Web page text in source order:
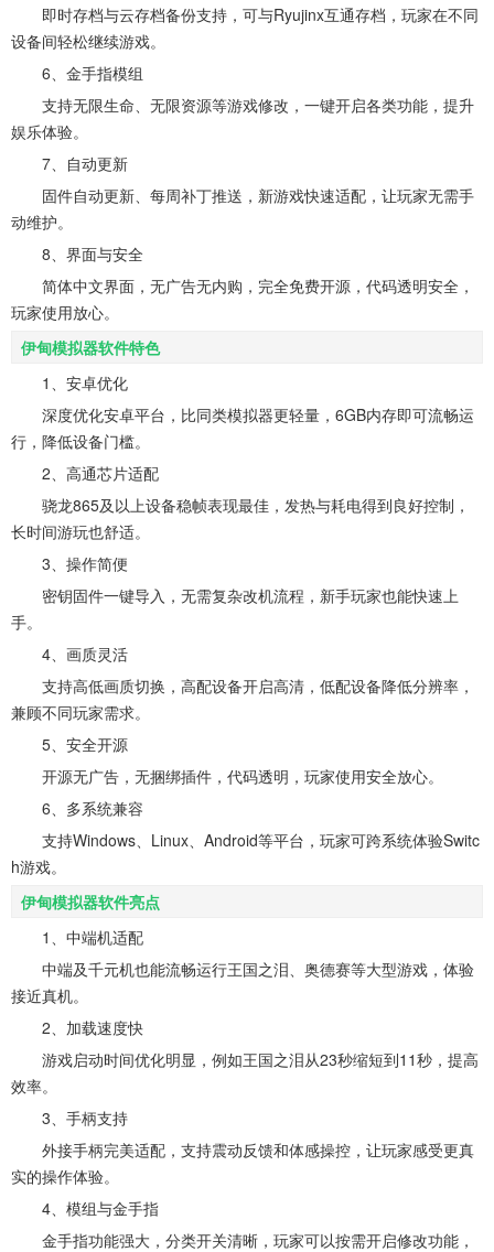
即时存档与云存档备份支持，可与Ryujinx互通存档，玩家在不同
设备间轻松继续游戏。
6、金手指模组
支持无限生命、无限资源等游戏修改，一键开启各类功能，提升
娱乐体验。
7、自动更新
固件自动更新、每周补丁推送，新游戏快速适配，让玩家无需手
动维护。
8、界面与安全
简体中文界面，无广告无内购，完全免费开源，代码透明安全，
玩家使用放心。
伊甸模拟器软件特色
1、安卓优化
深度优化安卓平台，比同类模拟器更轻量，6GB内存即可流畅运
行，降低设备门槛。
2、高通芯片适配
骁龙865及以上设备稳帧表现最佳，发热与耗电得到良好控制，
长时间游玩也舒适。
3、操作简便
密钥固件一键导入，无需复杂改机流程，新手玩家也能快速上
手。
4、画质灵活
支持高低画质切换，高配设备开启高清，低配设备降低分辨率，
兼顾不同玩家需求。
5、安全开源
开源无广告，无捆绑插件，代码透明，玩家使用安全放心。
6、多系统兼容
支持Windows、Linux、Android等平台，玩家可跨系统体验Switc
h游戏。
伊甸模拟器软件亮点
1、中端机适配
中端及千元机也能流畅运行王国之泪、奥德赛等大型游戏，体验
接近真机。
2、加载速度快
游戏启动时间优化明显，例如王国之泪从23秒缩短到11秒，提高
效率。
3、手柄支持
外接手柄完美适配，支持震动反馈和体感操控，让玩家感受更真
实的操作体验。
4、模组与金手指
金手指功能强大，分类开关清晰，玩家可以按需开启修改功能，